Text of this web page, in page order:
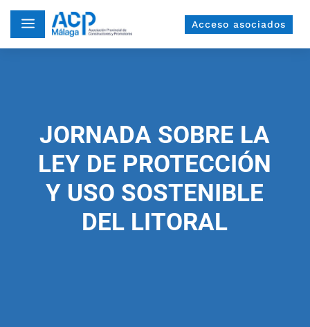
a Acceso asociados
JORNADA SOBRE LA
LEY DE PROTECCIÓN
Y USO SOSTENIBLE
DEL LITORAL